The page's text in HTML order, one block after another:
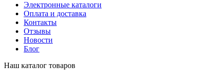
Электронные каталоги
Оплата и доставка
Контакты
Отзывы
Новости
Блог
Наш каталог товаров